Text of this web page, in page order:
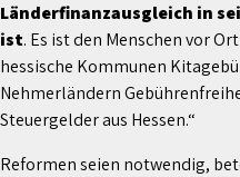
Länderfinanzausgleich in
ist. Es ist den Menschen vor
hessische Kommunen
Nehmerländern
Steuergelder aus Hessen.“
Reformen seien notwendig,